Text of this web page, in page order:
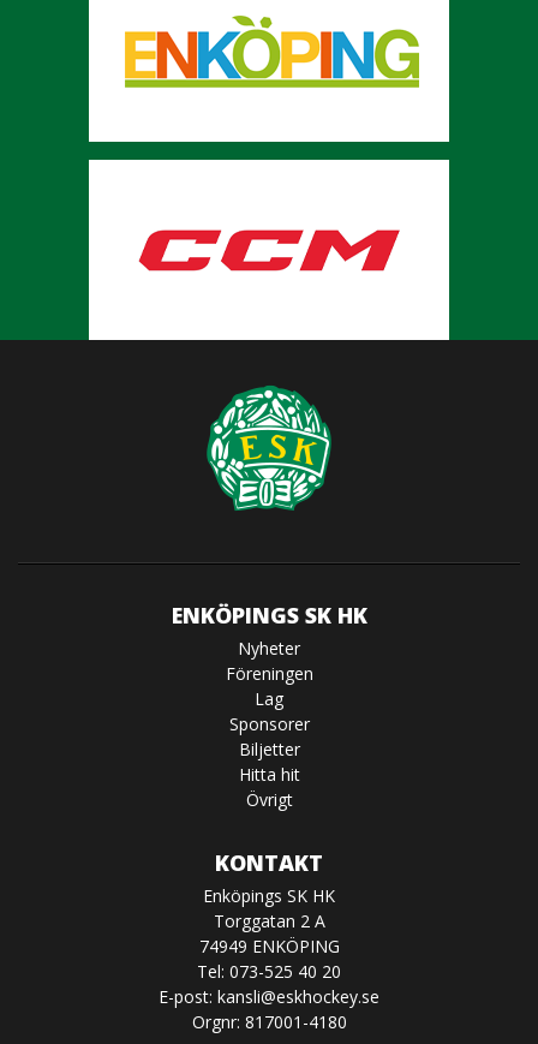
ENKÖPINGS SK HK
Nyheter
Föreningen
Lag
Sponsorer
Biljetter
Hitta hit
Övrigt
KONTAKT
Enköpings SK HK
Torggatan 2 A
74949 ENKÖPING
Tel: 073-525 40 20
E-post: kansli@eskhockey.se
Orgnr: 817001-4180